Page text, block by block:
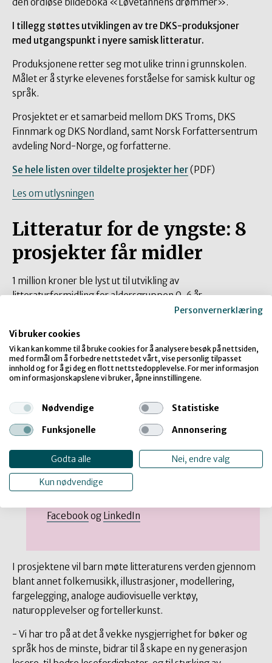
I tillegg støttes utviklingen av tre DKS-produksjoner
med utgangspunkt i nyere samisk litteratur.
Produksjonene retter seg mot ulike trinn i grunnskolen.
Målet er å styrke elevenes forståelse for samisk kultur og
språk.
Prosjektet er et samarbeid mellom DKS Troms, DKS
Finnmark og DKS Nordland, samt Norsk Forfattersentrum
avdeling Nord-Norge, og forfatterne.
Se hele listen over tildelte prosjekter her( PDF)
Les om utlysningen
Litteratur for de yngste: 8
prosjekter får midler
1 million kroner ble lyst ut til utvikling av
litteraturformidling for aldersgruppen 0-6 år.
forfattere – blant annet illustratører, fortellerkunstnere,
forfattere og billedkunstnere. Flere har bred erfaring fra
Den kulturelle skolesekken.
Neste sjanse kommer høsten 2025!
Det kommer en ny utlysning av leselystmidler
for aldersgruppen 0-6 år høsten 2025.
Følg med i våre kanaler for mer info:
Kulturtankens nyhetsbrev
Facebookog LinkedIn
I prosjektene vil barn møte litteraturens verden gjennom
blant annet folkemusikk, illustrasjoner, modellering,
fargelegging, analoge audiovisuelle verktøy,
naturopplevelser og fortellerkunst.
- Vi har tro på at det å vekke nysgjerrighet for bøker og
språk hos de minste, bidrar til å skape en ny generasjon
Personvernerklæring
Vi bruker cookies
Vi kan kan komme til å bruke cookies for å analysere besøk på nettsiden,
med formål om å forbedre nettstedet vårt, vise personlig tilpasset
innhold og for å gi deg en flott nettstedopplevelse. For mer informasjon
om informasjonskapslene vi bruker, åpne innstillingene.
Nødvendige
Statistiske
Funksjonelle
Annonsering
Godta alle Nei, endre valg
Kun nødvendige